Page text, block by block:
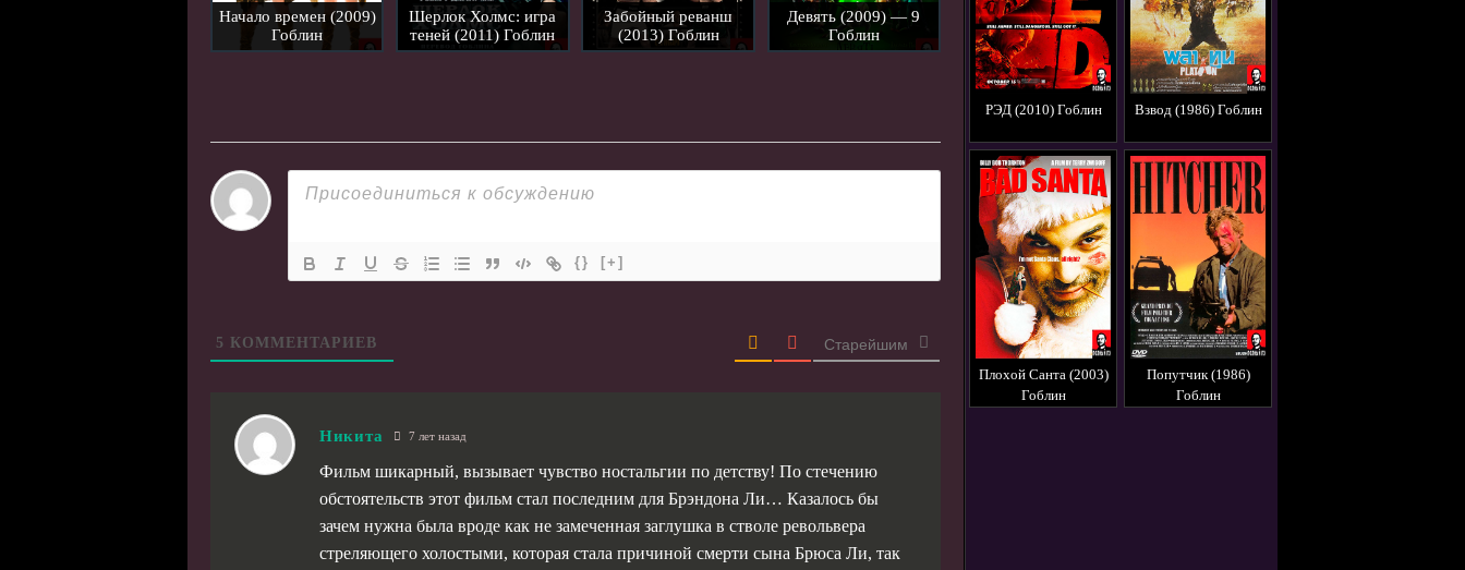
РЭД (2010) Гоблин Взвод (1986) Гоблин
Плохой Санта (2003)
Гоблин
Попутчик (1986)
Гоблин
Начало времен (2009)
Гоблин
Шерлок Холмс: игра
теней (2011) Гоблин
Забойный реванш
(2013) Гоблин
Девять (2009) — 9
Гоблин
{} [+]
5 КОММЕНТАРИЕВ Старейшим
Никита 7 лет назад
Фильм шикарный, вызывает чувство ностальгии по детству! По стечению
обстоятельств этот фильм стал последним для Брэндона Ли… Казалось бы
зачем нужна была вроде как не замеченная заглушка в стволе револьвера
стреляющего холостыми, которая стала причиной смерти сына Брюса Ли, так